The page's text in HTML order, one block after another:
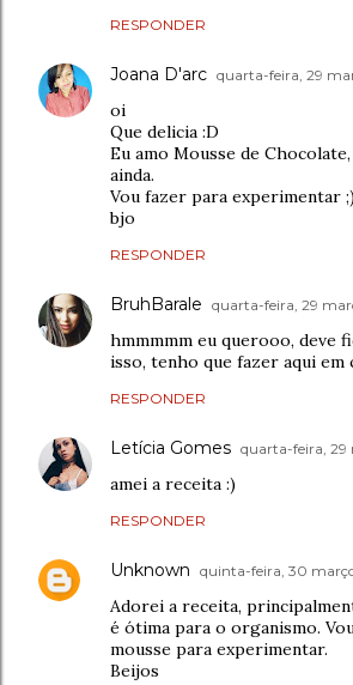
RESPONDER
Joana D'arc quarta-feira, 29
oi
Que delicia :D
Eu amo Mousse de
ainda.
Vou fazer para experimentar
bjo
RESPONDER
BruhBarale quarta-feira, 29
hmmmmm eu querooo, deve
isso, tenho que fazer aqui em
RESPONDER
Letícia Gomes quarta-feira, 29
amei a receita :)
RESPONDER
Unknown quinta-feira, 30
Adorei a receita,
é ótima para o organismo.
mousse para experimentar.
Beijos